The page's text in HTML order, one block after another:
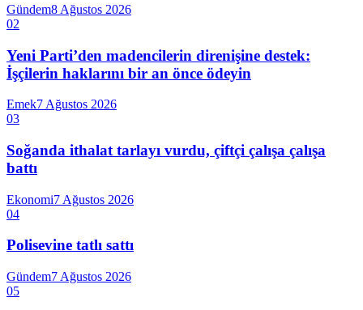
Gündem8 Ağustos 2026
02
Yeni Parti’den madencilerin direnişine destek:
İşçilerin haklarını bir an önce ödeyin
Emek7 Ağustos 2026
03
Soğanda ithalat tarlayı vurdu, çiftçi çalışa çalışa
battı
Ekonomi7 Ağustos 2026
04
Polisevine tatlı sattı
Gündem7 Ağustos 2026
05